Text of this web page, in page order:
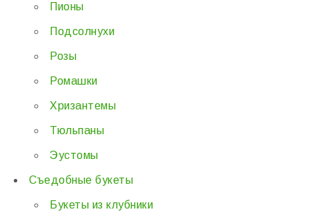
Пионы
Подсолнухи
Розы
Ромашки
Хризантемы
Тюльпаны
Эустомы
Съедобные букеты
Букеты из клубники